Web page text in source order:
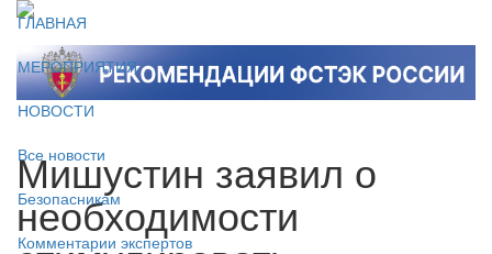
ГЛАВНАЯ
МЕРОПРИЯТИЯ
НОВОСТИ
Все новости
Безопасникам
Комментарии экспертов
Мишустин заявил о
необходимости